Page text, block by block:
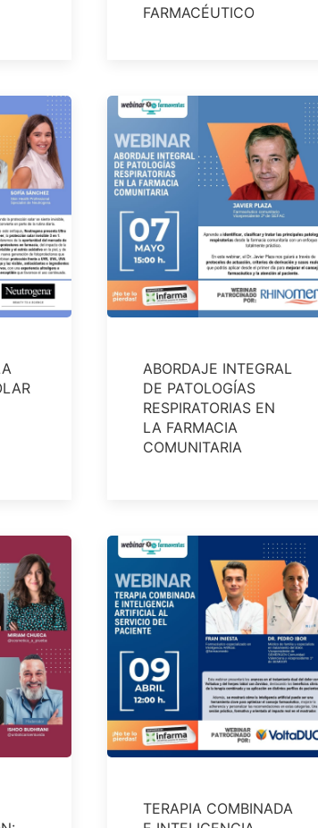
FARMACÉUTICO
ABORDAJE INTEGRAL
DE PATOLOGÍAS
RESPIRATORIAS EN
LA FARMACIA
COMUNITARIA
TERAPIA COMBINADA